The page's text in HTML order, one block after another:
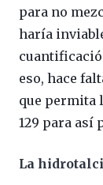
para no
haría
eso, hace
que permita
129 para así
La